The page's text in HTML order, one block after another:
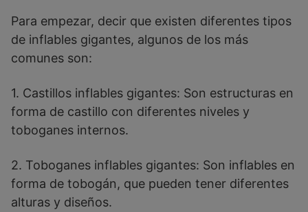
Para empezar, decir que existen diferentes tipos
de inflables gigantes, algunos de los más
comunes son:
1. Castillos inflables gigantes: Son estructuras en
forma de castillo con diferentes niveles y
toboganes internos.
2. Toboganes inflables gigantes: Son inflables en
forma de tobogán, que pueden tener diferentes
alturas y diseños.